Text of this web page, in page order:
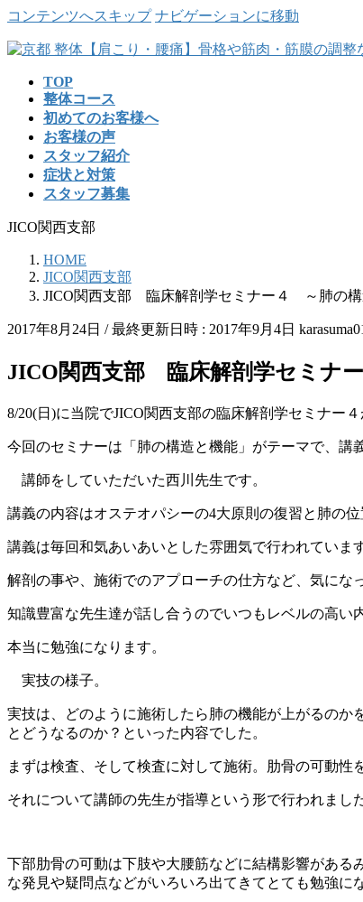
コンテンツへスキップ ナビゲーションに移動
TOP
整体コース
初めてのお客様へ
お客様の声
スタッフ紹介
症状と対策
スタッフ募集
JICO関西支部
HOME
JICO関西支部
JICO関西支部 臨床解剖学セミナー４ ～肺の構
2017年8月24日 / 最終更新日時 : 2017年9月4日
JICO関西支部 臨床解剖学セミナ
8/20(日)に当院でJICO関西支部の臨床解剖学セミナー４
今回のセミナーは「肺の構造と機能」がテーマで、講
講師をしていただいた西川先生です。
講義の内容はオステオパシーの4大原則の復習と肺の
講義は毎回和気あいあいとした雰囲気で行われていま
解剖の事や、施術でのアプローチの仕方など、気にな
知識豊富な先生達が話し合うのでいつもレベルの高い
本当に勉強になります。
実技の様子。
実技は、どのように施術したら肺の機能が上がるの
とどうなるのか？といった内容でした。
まずは検査、そして検査に対して施術。肋骨の可動性
それについて講師の先生が指導という形で行われました
下部肋骨の可動は下肢や大腰筋などに結構影響があ
な発見や疑問点などがいろいろ出てきてとても勉強に